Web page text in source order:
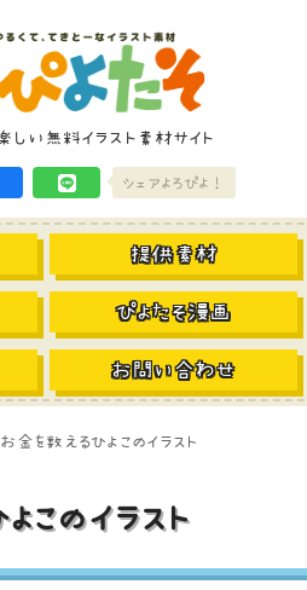
しい無料イラスト素材サイト
シェアよろぴよ！
提供素材
ぴよたそ漫画
お問い合わせ
お金を数えるひよこのイラスト
このイラスト